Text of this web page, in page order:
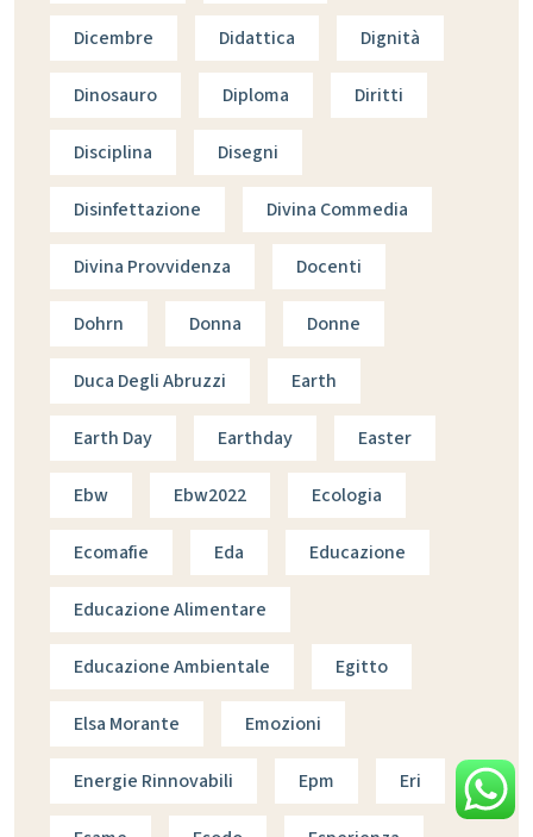
Dicembre Didattica Dignità
Dinosauro Diploma Diritti
Disciplina Disegni
Disinfettazione Divina Commedia
Divina Provvidenza Docenti
Dohrn Donna Donne
Duca Degli Abruzzi Earth
Earth Day Earthday Easter
Ebw Ebw2022 Ecologia
Ecomafie Eda Educazione
Educazione Alimentare
Educazione Ambientale Egitto
Elsa Morante Emozioni
Energie Rinnovabili Epm Eri